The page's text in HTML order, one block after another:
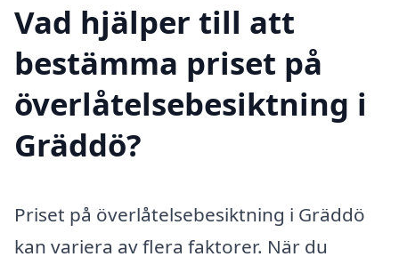
Vad hjälper till att
bestämma priset på
överlåtelsebesiktning i
Gräddö?
Priset på överlåtelsebesiktning i Gräddö
kan variera av flera faktorer. När du